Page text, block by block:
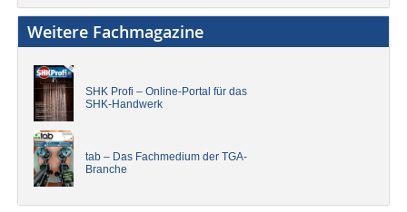
Weitere Fachmagazine
SHK Profi – Online-Portal für das
SHK-Handwerk
tab – Das Fachmedium der TGA-
Branche